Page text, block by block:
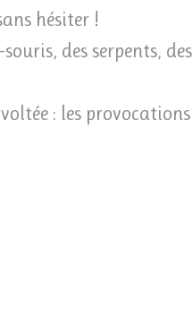
hésiter !
des serpents, des
: les provocations